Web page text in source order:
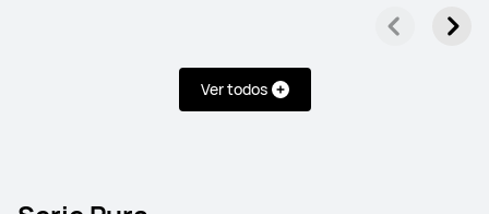
Ver todos